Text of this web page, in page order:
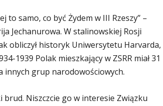
to samo, co być Żydem w III Rzeszy” –
Jechanurowa. W stalinowskiej Rosji
obliczył historyk Uniwersytetu Harvarda,
1939 Polak mieszkający w ZSRR miał 31
innych grup narodowościowych.
Niszczcie go w interesie Związku